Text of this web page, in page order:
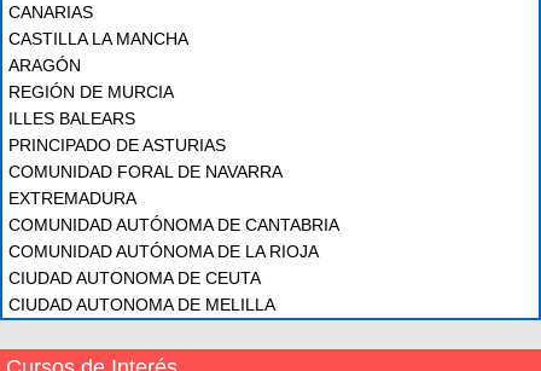
CANARIAS
CASTILLA LA MANCHA
ARAGÓN
REGIÓN DE MURCIA
ILLES BALEARS
PRINCIPADO DE ASTURIAS
COMUNIDAD FORAL DE NAVARRA
EXTREMADURA
COMUNIDAD AUTÓNOMA DE CANTABRIA
COMUNIDAD AUTÓNOMA DE LA RIOJA
CIUDAD AUTONOMA DE CEUTA
CIUDAD AUTONOMA DE MELILLA